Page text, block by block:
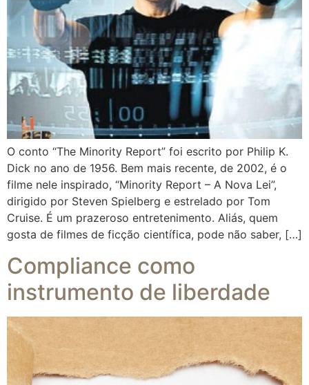
O conto “The Minority Report” foi escrito por Philip K.
Dick no ano de 1956. Bem mais recente, de 2002, é o
filme nele inspirado, “Minority Report – A Nova Lei”,
dirigido por Steven Spielberg e estrelado por Tom
Cruise. É um prazeroso entretenimento. Aliás, quem
gosta de filmes de ficção científica, pode não saber, […]
Compliance como
instrumento de liberdade